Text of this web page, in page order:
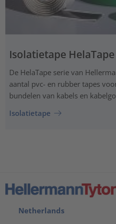
Isolatietape HelaTape
De HelaTape serie van
aantal pvc- en rubber tapes
bundelen van kabels en
Isolatietape
Netherlands